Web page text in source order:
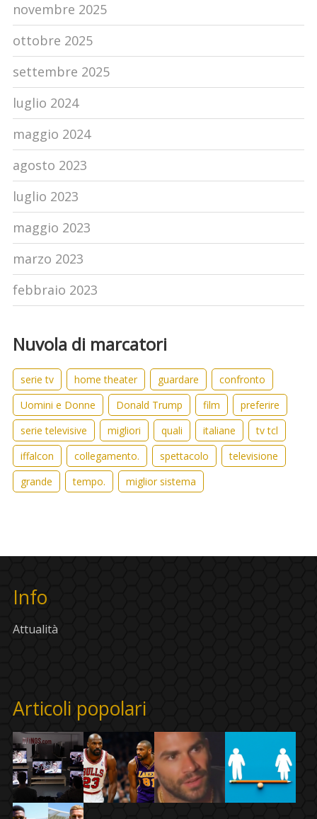
novembre 2025
ottobre 2025
settembre 2025
luglio 2024
maggio 2024
agosto 2023
luglio 2023
maggio 2023
marzo 2023
febbraio 2023
Nuvola di marcatori
serie tv home theater guardare
confronto
Uomini e Donne
Donald Trump film
preferire
serie televisive
migliori quali italiane
tv tcl
iffalcon
collegamento. spettacolo
televisione
grande
tempo. miglior sistema
Info
Attualità
Articoli popolari